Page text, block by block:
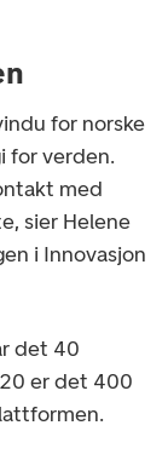
for norske
for verden.
med
sier Helene
i Innovasjon
det 40
er det 400